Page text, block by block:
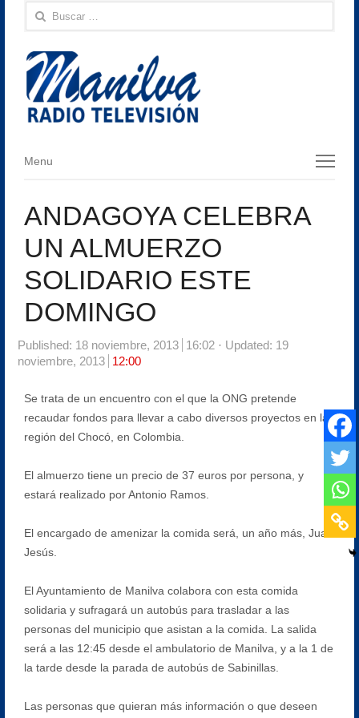
Buscar:
Menu
Menu
ANDAGOYA CELEBRA
UN ALMUERZO
SOLIDARIO ESTE
DOMINGO
Published: 18 noviembre, 2013 16:02
Updated: 19
noviembre, 2013
12:00
Se trata de un encuentro con el que la ONG pretende
recaudar fondos para llevar a cabo diversos proyectos en la
región del Chocó, en Colombia.
El almuerzo tiene un precio de 37 euros por persona, y
estará realizado por Antonio Ramos.
El encargado de amenizar la comida será, un año más, Juan
Jesús.
El Ayuntamiento de Manilva colabora con esta comida
solidaria y sufragará un autobús para trasladar a las
personas del municipio que asistan a la comida. La salida
será a las 12:45 desde el ambulatorio de Manilva, y a la 1 de
la tarde desde la parada de autobús de Sabinillas.
Las personas que quieran más información o que deseen